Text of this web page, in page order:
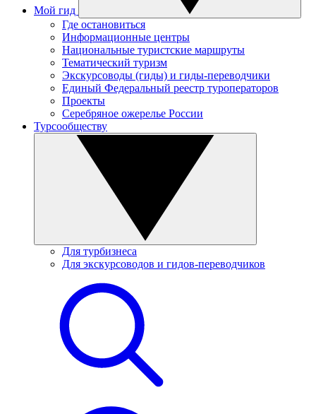
Мой гид
Где остановиться
Информационные центры
Национальные туристские маршруты
Тематический туризм
Экскурсоводы (гиды) и гиды-переводчики
Единый Федеральный реестр туроператоров
Проекты
Серебряное ожерелье России
Турсообществу
Для турбизнеса
Для экскурсоводов и гидов-переводчиков